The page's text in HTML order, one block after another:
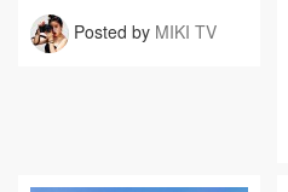
Posted by MIKI TV